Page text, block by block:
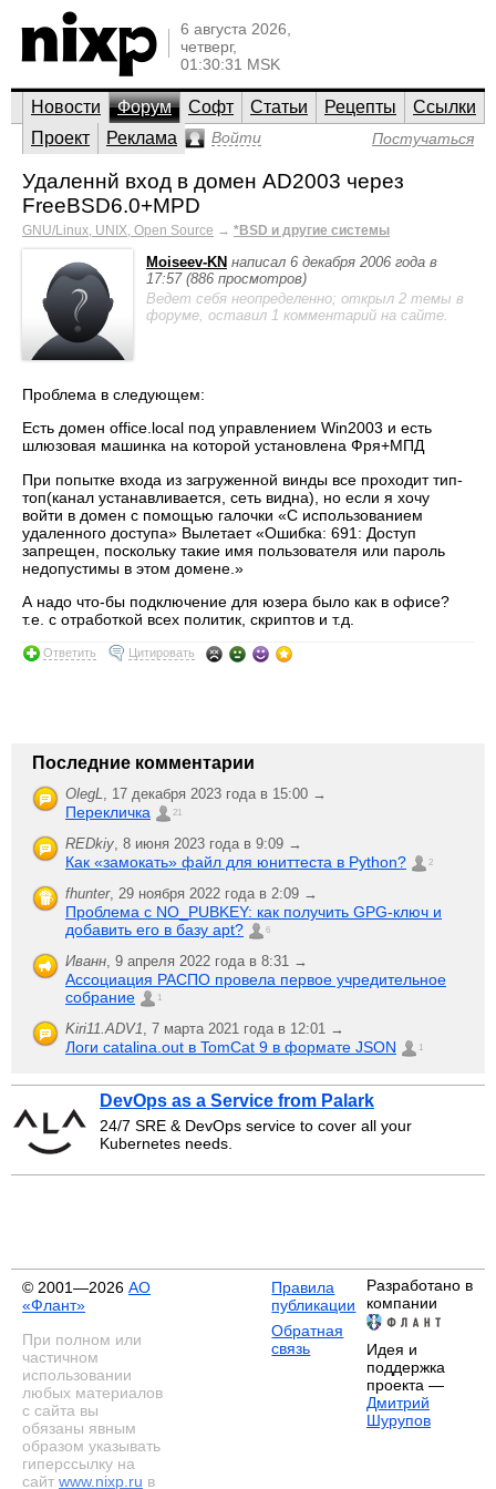
6 августа 2026,
четверг,
01:30:31 MSK
Новости Форум Софт Статьи Рецепты
Ссылки
Проект
Реклама Войти Постучаться
Удаленнй вход в домен AD2003 через
FreeBSD6.0+MPD
GNU/Linux, UNIX, Open Source → *BSD и другие системы
Moiseev-KN написал 6 декабря 2006 года в
17:57 (886 просмотров)
Ведет себя неопределенно; открыл 2 темы в
форуме, оставил 1 комментарий на сайте.
Проблема в следующем:
Есть домен office.local под управлением Win2003 и есть
шлюзовая машинка на которой установлена Фря+МПД
При попытке входа из загруженной винды все проходит тип-
топ(канал устанавливается, сеть видна), но если я хочу
войти в домен с помощью галочки «С использованием
удаленного доступа» Вылетает «Ошибка: 691: Доступ
запрещен, поскольку такие имя пользователя или пароль
недопустимы в этом домене.»
А надо что-бы подключение для юзера было как в офисе?
т.е. с отработкой всех политик, скриптов и т.д.
Ответить Цитировать
Последние комментарии
OlegL, 17 декабря 2023 года в 15:00 →
Перекличка 21
REDkiy, 8 июня 2023 года в 9:09 →
Как «замокать» файл для юниттеста в Python? 2
fhunter, 29 ноября 2022 года в 2:09 →
Проблема с NO_PUBKEY: как получить GPG-ключ и
добавить его в базу apt?
6
Иванн, 9 апреля 2022 года в 8:31 →
Ассоциация РАСПО провела первое учредительное
собрание
1
Kiri11.ADV1, 7 марта 2021 года в 12:01 →
Логи catalina.out в TomCat 9 в формате JSON 1
DevOps as a Service from Palark
24/7 SRE & DevOps service to cover all your
Kubernetes needs.
© 2001—2026 АО
«Флант»
При полном или
частичном
использовании
любых материалов
с сайта вы
обязаны явным
образом указывать
гиперссылку на
сайт www.nixp.ru в
Правила
публикации
Обратная
связь
Разработано в
компании
Идея и
поддержка
проекта —
Дмитрий
Шурупов